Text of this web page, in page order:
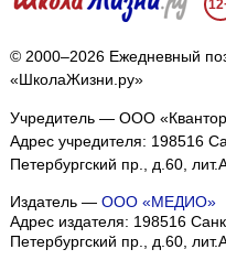
© 2000–2026 Ежедневный
«ШколаЖизни.ру»
Учредитель — ООО
Адрес учредителя: 198516
Петербургский пр., д.60,
Издатель — ООО «МЕДИО»
Адрес издателя: 198516
Петербургский пр., д.60,